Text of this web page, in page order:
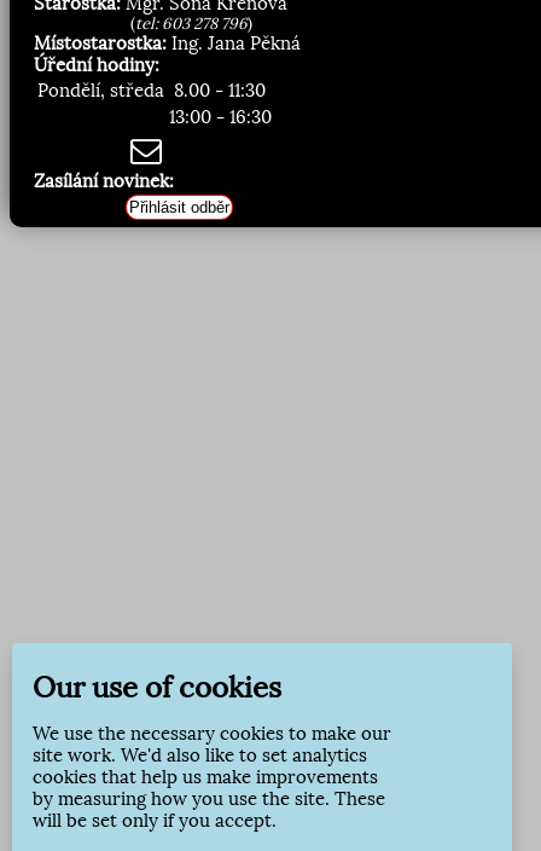
(tel: 603 278 796)
Místostarostka: Ing. Jana Pěkná
Úřední hodiny:
Pondělí, středa 8.00 - 11:30
13:00 - 16:30
Zasílání novinek:
Přihlásit odběr
Our use of cookies
We use the necessary cookies to make our
site work. We'd also like to set analytics
cookies that help us make improvements
by measuring how you use the site. These
will be set only if you accept.